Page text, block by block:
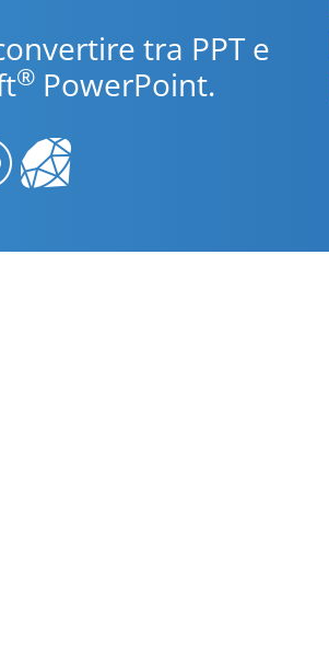
tra PPT e
® PowerPoint.